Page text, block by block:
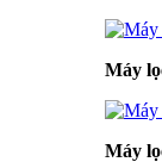
Máy
Máy